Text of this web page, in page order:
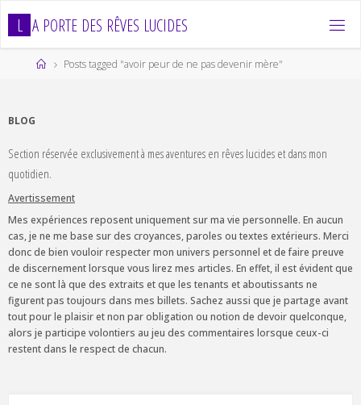
L A PORTE DES RÊVES LUCIDES
HomePosts tagged "avoir peur de ne pas devenir mère"
BLOG
Section réservée exclusivement à mes aventures en rêves lucides et dans mon
quotidien.
Avertissement
Mes expériences reposent uniquement sur ma vie personnelle. En aucun
cas, je ne me base sur des croyances, paroles ou textes extérieurs. Merci
donc de bien vouloir respecter mon univers personnel et de faire preuve
de discernement lorsque vous lirez mes articles. En effet, il est évident que
ce ne sont là que des extraits et que les tenants et aboutissants ne
figurent pas toujours dans mes billets. Sachez aussi que je partage avant
tout pour le plaisir et non par obligation ou notion de devoir quelconque,
alors je participe volontiers au jeu des commentaires lorsque ceux-ci
restent dans le respect de chacun.